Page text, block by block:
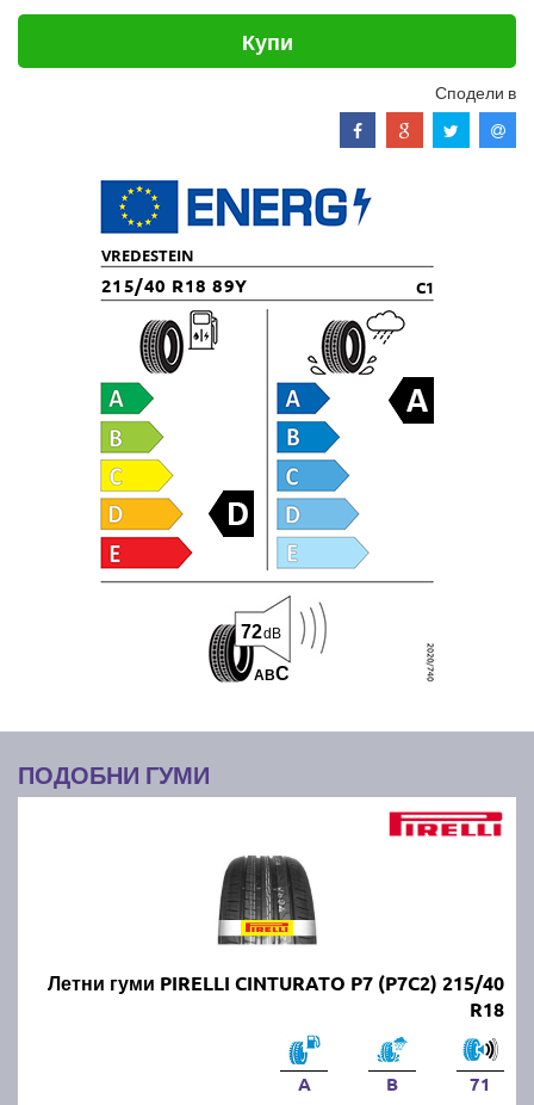
Купи
Сподели в
VREDESTEIN
215/40 R18 89Y C1
ABC
72dB
ПОДОБНИ ГУМИ
Летни гуми PIRELLI CINTURATO P7 (P7C2) 215/40
R18
A B 71